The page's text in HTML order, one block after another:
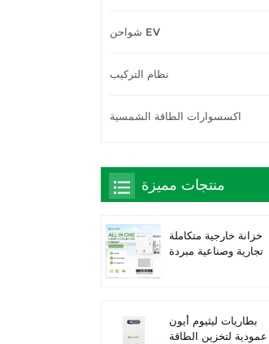
شواحن EV
نظام التركيب
اكسسوارات الطاقة الشمسية
منتجات مميزة
خزانة خارجية متكاملة
تجارية وصناعية مبردة
IP66 ESS
بطاريات ليثيوم أيون
عمودية لتخزين الطاقة